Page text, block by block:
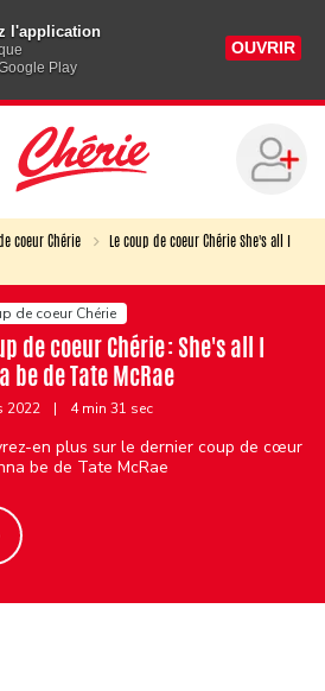
l'application
Play
OUVRIR
coeur Chérie
Le coup de coeur Chérie She's all I
de coeur Chérie
de coeur Chérie : She's all I
be de Tate McRae
2022 | 4 min 31 sec
en plus sur le dernier coup de cœur
be de Tate McRae